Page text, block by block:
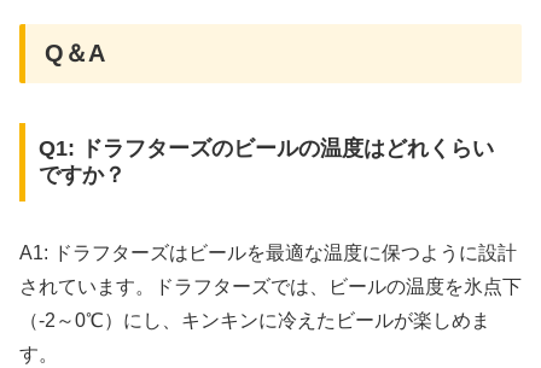
Q＆A
Q1: ドラフターズのビールの温度はどれくらい
ですか？
A1: ドラフターズはビールを最適な温度に保つように設計
されています。ドラフターズでは、ビールの温度を氷点下
（-2～0℃）にし、キンキンに冷えたビールが楽しめま
す。